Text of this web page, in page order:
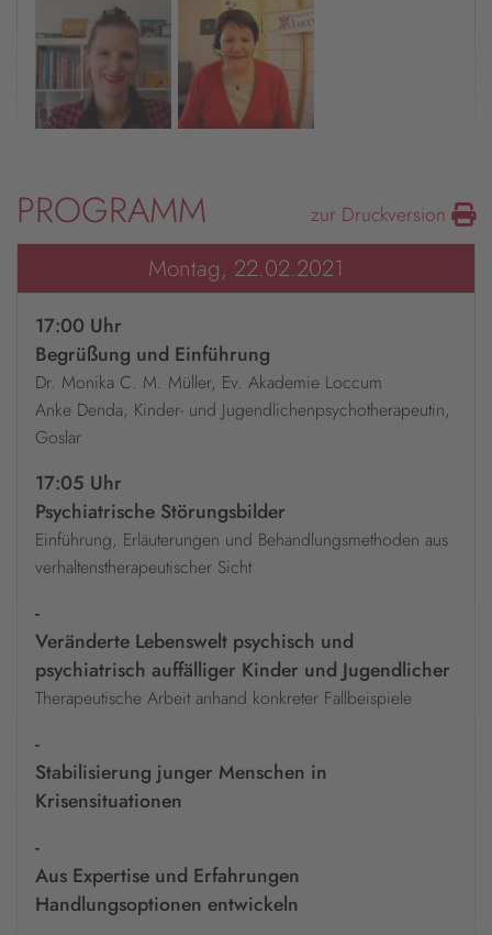
PROGRAMM zur Druckversion
Montag, 22.02.2021
17:00 Uhr
Begrüßung und Einführung
Dr. Monika C. M. Müller, Ev. Akademie Loccum
Anke Denda, Kinder- und Jugendlichenpsychotherapeutin,
Goslar
17:05 Uhr
Psychiatrische Störungsbilder
Einführung, Erläuterungen und Behandlungsmethoden aus
verhaltenstherapeutischer Sicht
-
Veränderte Lebenswelt psychisch und
psychiatrisch auffälliger Kinder und Jugendlicher
Therapeutische Arbeit anhand konkreter Fallbeispiele
-
Stabilisierung junger Menschen in
Krisensituationen
-
Aus Expertise und Erfahrungen
Handlungsoptionen entwickeln